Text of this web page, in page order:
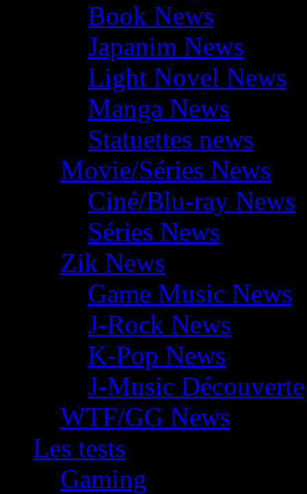
Book News
Japanim News
Light Novel News
Manga News
Statuettes news
Movie/Séries News
Ciné/Blu-ray News
Séries News
Zik News
Game Music News
J-Rock News
K-Pop News
J-Music Découverte
WTF/GG News
Les tests
Gaming